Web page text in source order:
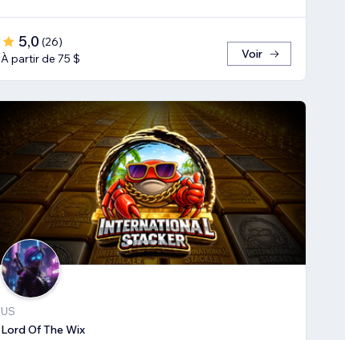
5,0 (26)
À partir de 75 $
Voir
US
Lord Of The Wix